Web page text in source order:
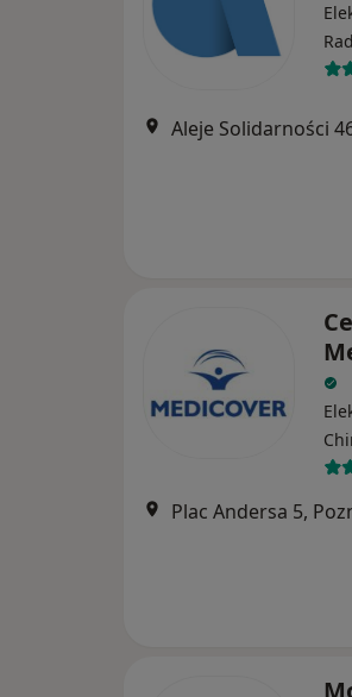
Aleje Solidarności
Plac Andersa 5,